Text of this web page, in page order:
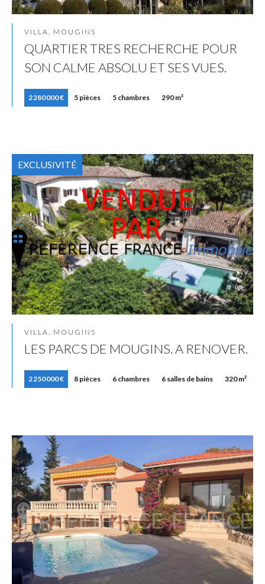
VILLA, MOUGINS
QUARTIER TRES RECHERCHE POUR
SON CALME ABSOLU ET SES VUES.
2 280 000 € 5 pièces 5 chambres 290 m²
VILLA, MOUGINS
LES PARCS DE MOUGINS. A RENOVER.
2 250 000 € 8 pièces 6 chambres 6 salles de bains 320 m²
EXCLUSIVITÉ